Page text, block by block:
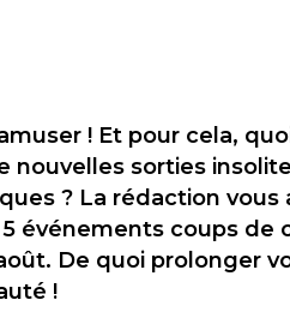
! Et pour cela,
nouvelles sorties
? La rédaction vous
événements coups de
De quoi prolonger
!